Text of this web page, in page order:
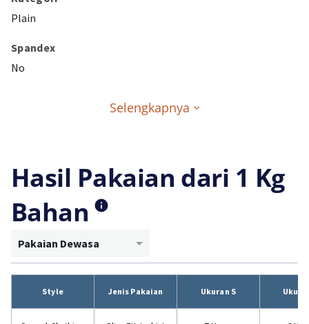
Plain
Spandex
No
Selengkapnya
Hasil Pakaian dari 1 Kg
Bahan
Pakaian Dewasa
Style Jenis Pakaian Ukuran S